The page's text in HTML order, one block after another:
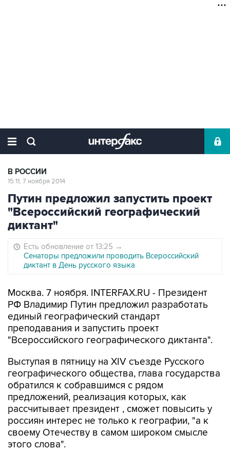
В РОССИИ
15:11, 7 ноября 2014
Путин предложил запустить проект
"Всероссийский географический
диктант"
Есть обновление от 13:25 →
Сенаторы предложили проводить Всероссийский
диктант в День русского языка
Москва. 7 ноября. INTERFAX.RU - Президент
РФ Владимир Путин предложил разработать
единый географический стандарт
преподавания и запустить проект
"Всероссийского географического диктанта".
Выступая в пятницу на XIV съезде Русского
географического общества, глава государства
обратился к собравшимся с рядом
предложений, реализация которых, как
рассчитывает президент , сможет повысить у
россиян интерес не только к географии, "а к
своему Отечеству в самом широком смысле
этого слова".